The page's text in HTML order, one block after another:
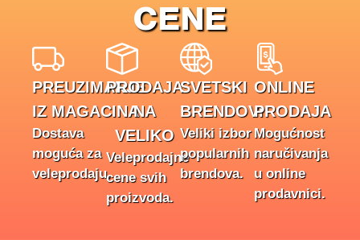
CENE
PREUZIMANJE
IZ MAGACINA
Dostava
moguća za
veleprodaju.
PRODAJA
NA
VELIKO
Veleprodajne
cene svih
proizvoda.
SVETSKI
BRENDOVI
Veliki izbor
popularnih
brendova.
ONLINE
PRODAJA
Mogućnost
naručivanja
u online
prodavnici.